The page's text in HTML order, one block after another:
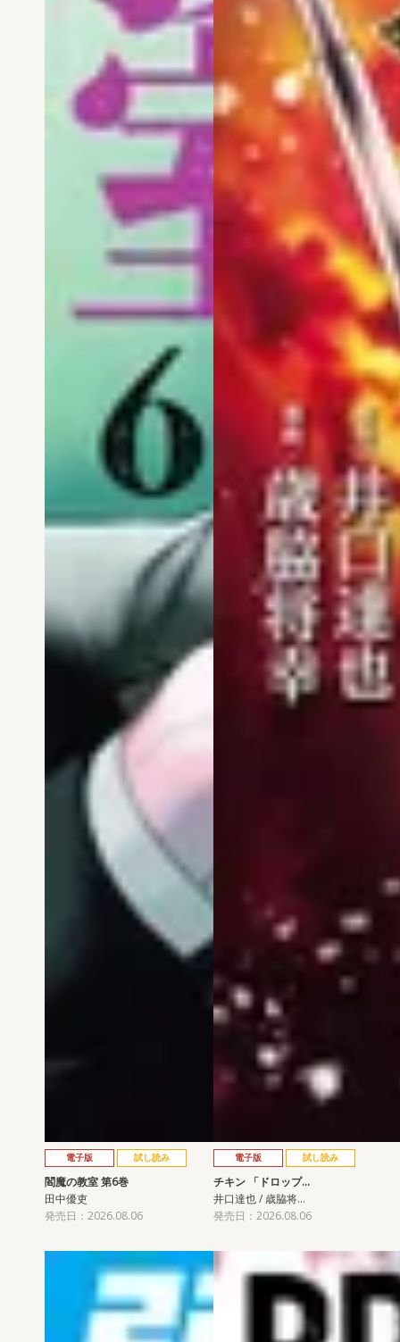
電子版 試し読み
閻魔の教室 第6巻
田中優吏
発売日：2026.08.06
電子版 試し読み
チキン 「ドロップ…
井口達也 / 歳脇将…
発売日：2026.08.06